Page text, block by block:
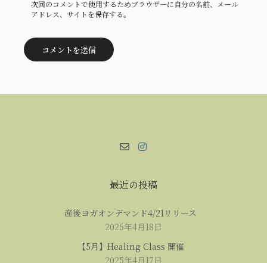
次回のコメントで使用するためブラウザーに自分の名前、メール
アドレス、サイトを保存する。
最近の投稿
産後ヨガオンデマンド4/21リリース
2025年4月18日
【5月】Healing Class 開催
2025年4月17日